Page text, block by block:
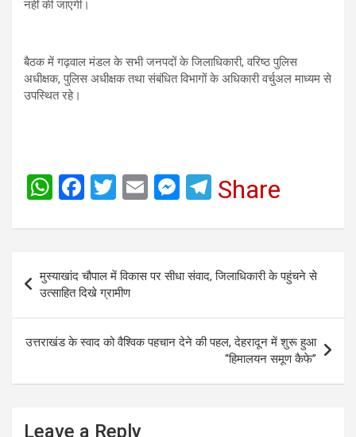
नहीं की जाएगी।
बैठक में गढ़वाल मंडल के सभी जनपदों के जिलाधिकारी, वरिष्ठ पुलिस
अधीक्षक, पुलिस अधीक्षक तथा संबंधित विभागों के अधिकारी वर्चुअल माध्यम से
उपस्थित रहे।
W
at
A
p
p
F
ce
b
o
o
k
T
tt
er
E
ail
M
se
g
er
T
e
gr
a
m
Share
navigation
मुस्याखांद चौपाल में विकास पर सीधा संवाद, जिलाधिकारी के पहुंचने से
उत्साहित दिखे ग्रामीण
उत्तराखंड के स्वाद को वैश्विक पहचान देने की पहल, देहरादून में शुरू हुआ
“हिमालयन समूण कैफे”
Leave a Reply